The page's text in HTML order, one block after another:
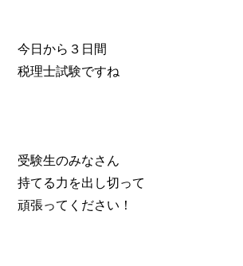
今日から３日間
税理士試験ですね
受験生のみなさん
持てる力を出し切って
頑張ってください！